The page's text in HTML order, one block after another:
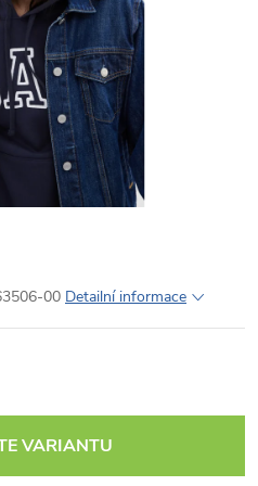
00 Detailní informace
VARIANTU